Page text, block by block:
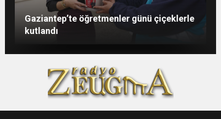
Konukoğlu: Türkiye ekonomisine 11 farklı
sektörde değer katıyoruz
Gaziantep’te öğretmenler günü çiçeklerle
kutlandı
GAÜN’de gri kod tatbikatı gerçeği
Şahin: “İstikbalimizi şekillendirecek olan
sizlersiniz”